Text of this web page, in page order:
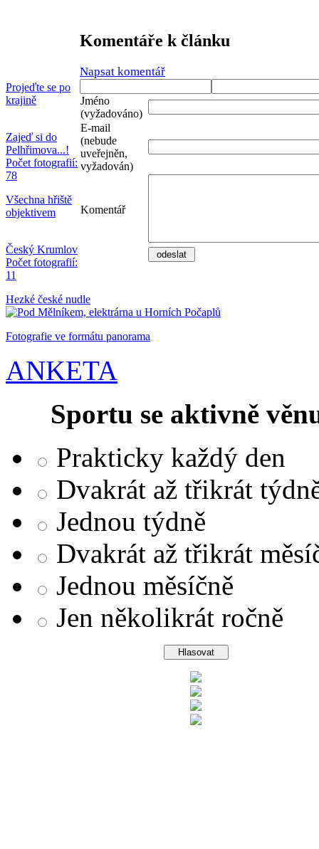
Komentáře k článku
Napsat komentář
Jméno
(vyžadováno)
E-mail
(nebude
uveřejněn,
vyžadován)
Komentář
Projeďte se po
krajině
Zajeď si do
Pelhřimova...!
Počet fotografií:
78
Všechna hřiště
objektivem
Český Krumlov
Počet fotografií:
11
Hezké české nudle
Fotografie ve formátu panorama
ANKETA
Sportu se aktivně
Prakticky každý den
Dvakrát až třikrát
Jednou týdně
Dvakrát až třikrát
Jednou měsíčně
Jen několikrát ročně